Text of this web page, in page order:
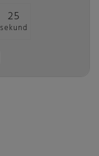
25
sekund